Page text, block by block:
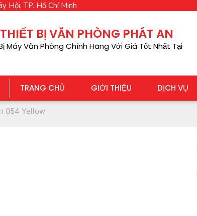
Hội, TP. Hồ Chí Minh
BỊ VĂN PHÒNG PHÁT AN
Máy Văn Phòng Chính Hãng Với Giá Tốt Nhất Tại
TRANG CHỦ GIỚI THIỆU DỊCH VỤ
054 Yellow